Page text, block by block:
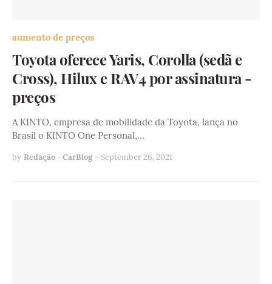
aumento de preços
Toyota oferece Yaris, Corolla (sedã e
Cross), Hilux e RAV4 por assinatura -
preços
A KINTO, empresa de mobilidade da Toyota, lança no
Brasil o KINTO One Personal,…
by Redação - CarBlog - September 26, 2021